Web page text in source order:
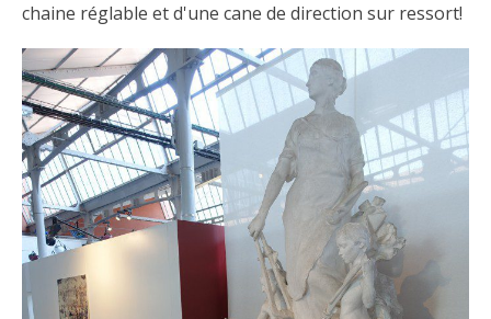
chaine réglable et d'une cane de direction sur ressort!